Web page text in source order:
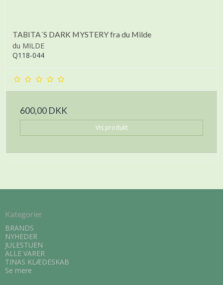
TABITA´S DARK MYSTERY fra du Milde
du MILDE
Q118-044
600,00 DKK
Vis produkt
Kategorier
BRANDS
NYHEDER
JULESTUEN
ALLE VARER
TINAS KLÆDESKAB
Se mere